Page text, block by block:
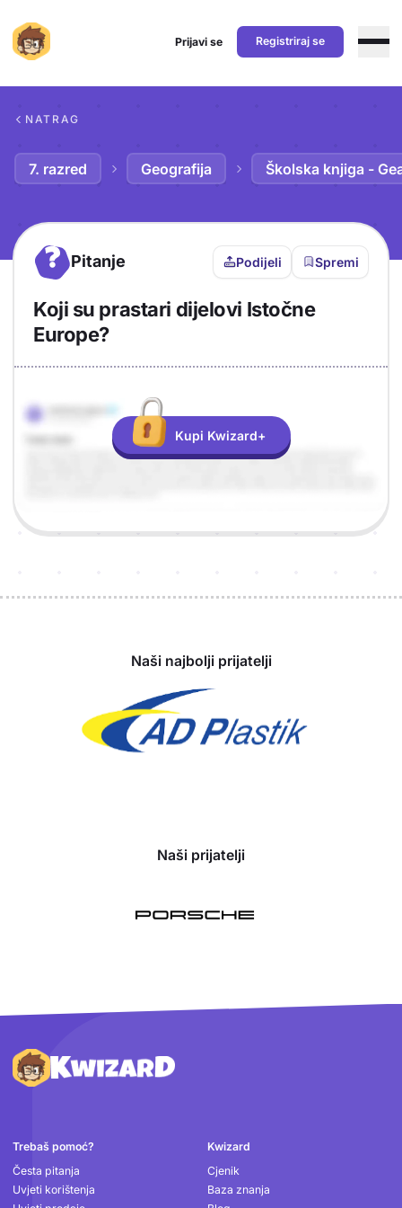
Prijavi se Registriraj se
NATRAG
7. razred Geografija Školska knjiga -
? Pitanje Podijeli Spremi
Koji su prastari dijelovi Istočne
Europe?
Odgovor
Objašnjenje
Kupi Kwizard+
Naši najbolji prijatelji
Naši prijatelji
Podnožje
Trebaš pomoć?
Česta pitanja
Uvjeti korištenja
Kwizard
Cjenik
Baza znanja